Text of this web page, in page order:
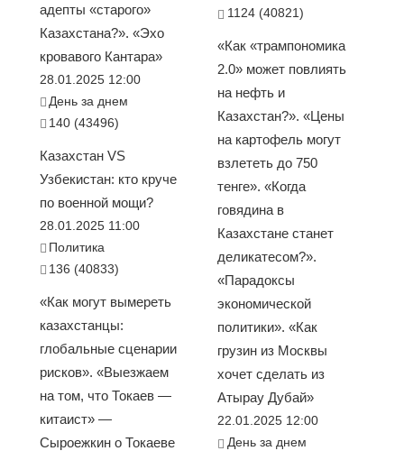
адепты «старого»
Казахстана?». «Эхо
кровавого Кантара»
28.01.2025 12:00
День за днем
140 (43496)
Казахстан VS
Узбекистан: кто круче
по военной мощи?
28.01.2025 11:00
Политика
136 (40833)
«Как могут вымереть
казахстанцы:
глобальные сценарии
рисков». «Выезжаем
на том, что Токаев —
китаист» —
Сыроежкин о Токаеве
1124 (40821)
«Как «трампономика
2.0» может повлиять
на нефть и
Казахстан?». «Цены
на картофель могут
взлететь до 750
тенге». «Когда
говядина в
Казахстане станет
деликатесом?».
«Парадоксы
экономической
политики». «Как
грузин из Москвы
хочет сделать из
Атырау Дубай»
22.01.2025 12:00
День за днем